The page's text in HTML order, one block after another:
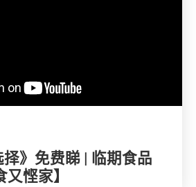
择》免费睇 | 临期食品
悭家】